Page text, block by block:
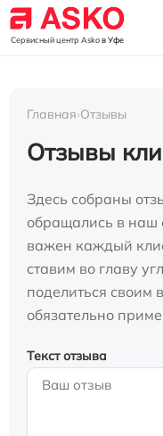
Сервисный центр Askoв Уфе
Главная›Отзывы
Отзывы
Здесь собраны
обращались в наш
важен каждый
ставим во главу
поделиться
обязательно
Текст отзыва